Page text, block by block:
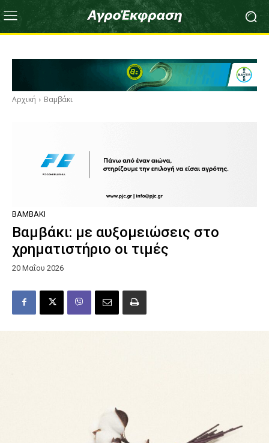
Αρχική Βαμβάκι
ΒΑΜΒΆΚΙ
Βαμβάκι: με αυξομειώσεις στο
χρηματιστήριο οι τιμές
20 Μαΐου 2026